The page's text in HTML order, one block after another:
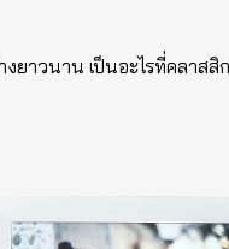
าวนาน เป็นอะไรที่คลาส